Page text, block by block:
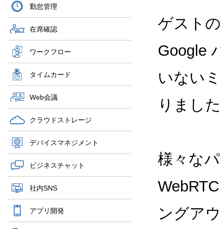
勤怠管理
在席確認
ワークフロー
タイムカード
Web会議
クラウドストレージ
デバイスマネジメント
ビジネスチャット
社内SNS
アプリ開発
ゲスト
Google
いない
りまし
様々な
ングア